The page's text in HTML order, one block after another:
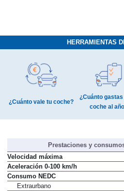
HERRAMIENTAS
¿Cuánto vale tu coche?
¿Cuánto gastas
coche al
Prestaciones y
Velocidad máxima
Aceleración 0-100 km/h
Consumo NEDC
Extraurbano